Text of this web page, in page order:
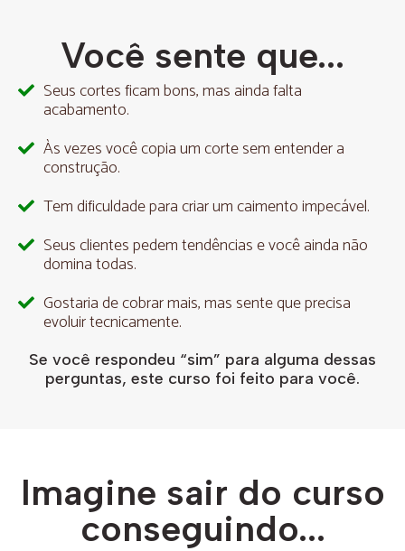
Você sente que...
Seus cortes ficam bons, mas ainda falta
acabamento.
Às vezes você copia um corte sem entender a
construção.
Tem dificuldade para criar um caimento impecável.
Seus clientes pedem tendências e você ainda não
domina todas.
Gostaria de cobrar mais, mas sente que precisa
evoluir tecnicamente.
Se você respondeu “sim” para alguma dessas
perguntas, este curso foi feito para você.
Imagine sair do curso
conseguindo...